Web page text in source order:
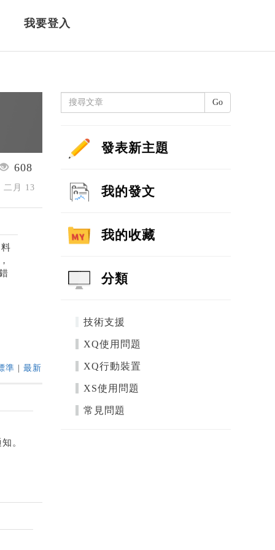
我要登入
608
二月 13
準 |最新
。
Go
發表新主題
我的發文
我的收藏
分類
技術支援
XQ使用問題
XQ行動裝置
XS使用問題
常見問題